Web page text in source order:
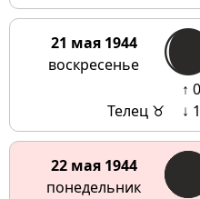
21 мая 1944
воскресенье
Телец ♉
↑
↓
22 мая 1944
понедельник